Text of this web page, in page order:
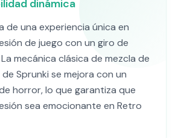
dinámica
de una experiencia única en
de juego con un giro de
mecánica clásica de mezcla de
Sprunki se mejora con un
horror, lo que garantiza que
sea emocionante en Retro